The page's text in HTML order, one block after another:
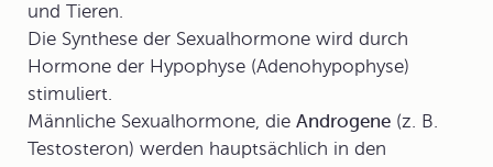
und Tieren.
Die Synthese der Sexualhormone wird durch
Hormone der Hypophyse (Adenohypophyse)
stimuliert.
Männliche Sexualhormone, die Androgene (z. B.
Testosteron) werden hauptsächlich in den